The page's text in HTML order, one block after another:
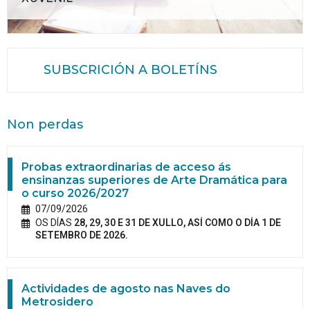
SUBSCRICIÓN A BOLETÍNS
Non perdas
Probas extraordinarias de acceso ás
ensinanzas superiores de Arte Dramática para
o curso 2026/2027
07/09/2026
OS DÍAS 28, 29, 30 E 31 DE XULLO, ASÍ COMO O DÍA 1 DE
SETEMBRO DE 2026.
Actividades de agosto nas Naves do
Metrosidero